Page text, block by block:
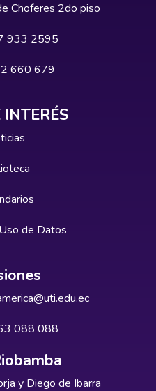
Choferes 2do piso
933 2595
660 679
de Datos
088 088
y Diego de Ibarra